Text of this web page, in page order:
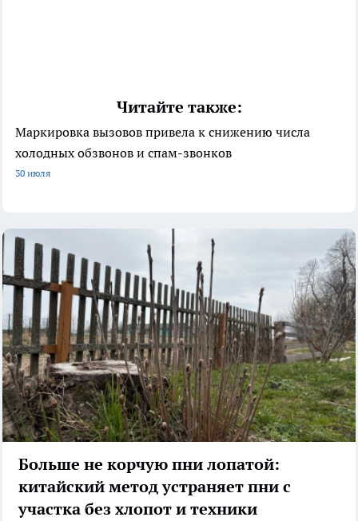
Читайте также:
Маркировка вызовов привела к снижению числа
холодных обзвонов и спам-звонков
30 июля
Больше не корчую пни лопатой:
китайский метод устраняет пни с
участка без хлопот и техники